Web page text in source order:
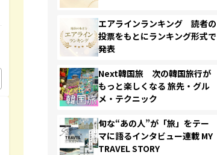
エアラインランキング 読者の
投票をもとにランキング形式で
発表
Next韓国旅 次の韓国旅行が
もっと楽しくなる 旅先・グル
メ・テクニック
旬な“あの人”が「旅」をテー
マに語るインタビュー連載 MY
TRAVEL STORY